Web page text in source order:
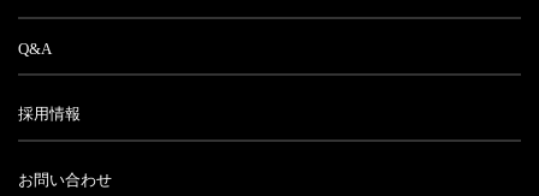
Q&A
採用情報
お問い合わせ